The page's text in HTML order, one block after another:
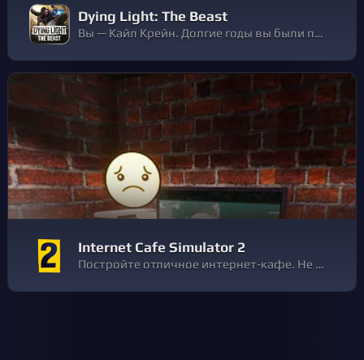
Dying Light: The Beast
Вы — Кайл Крейн. Долгие годы вы были подопытным и вот наконец вышли на тропу мести. Вас ждет уникальная комбинация боевика в открытом мире и хоррора на выживание. Тому, кто превратил вас в получеловека-полузверя, несдобровать.
Internet Cafe Simulator 2
Постройте отличное интернет-кафе. Не позволяйте уличным бандитам и бандитам забирать ваши деньги. Они даже могут бросить бомбу в ваше кафе.